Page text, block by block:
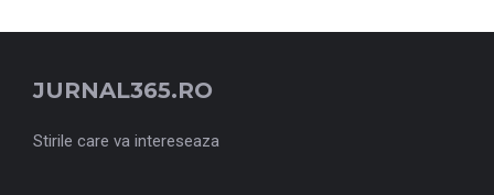
JURNAL365.RO
Stirile care va intereseaza